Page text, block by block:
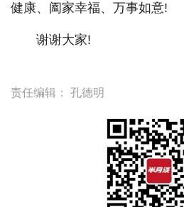
健康、阖家幸福、万事如意!
谢谢大家!
责任编辑： 孔德明